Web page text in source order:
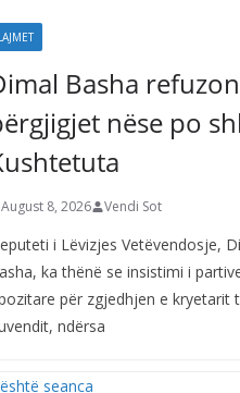
Basha
nëse po
August 8, 2026 Vendi Sot
i Lëvizjes Vetëvendosje,
ka thënë se insistimi i
për zgjedhjen e kryetarit
ndërsa